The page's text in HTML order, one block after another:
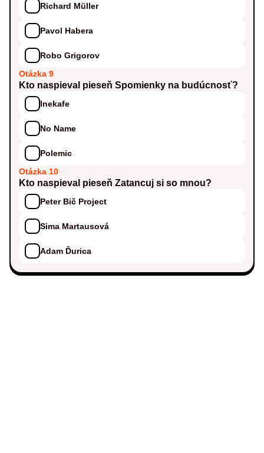
Richard Müller
Pavol Habera
Robo Grigorov
Otázka 9
Kto naspieval pieseň Spomienky na budúcnosť?
Inekafe
No Name
Polemic
Otázka 10
Kto naspieval pieseň Zatancuj si so mnou?
Peter Bič Project
Sima Martausová
Adam Ďurica